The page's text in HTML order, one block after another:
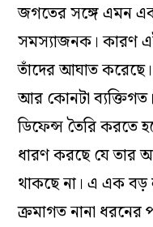
জগতের সঙ্গে এমন এক
সমস্যাজনক। কারণ
তাঁদের আঘাত করেছে।
আর কোনটা
ডিফেন্স তৈরি করতে
ধারণ করছে যে তার
থাকছে না। এ এক বড়
ক্রমাগত নানা ধরনের